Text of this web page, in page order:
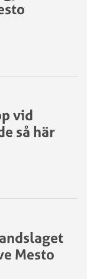
vid
så här
Mesto